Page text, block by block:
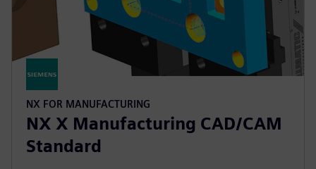
NX FOR MANUFACTURING
NX X Manufacturing CAD/CAM
Standard